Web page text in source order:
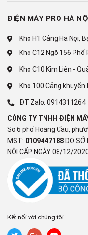
Wi-Fi 5
Kết nối không dây
Bluetooth 5.3
Cổng nhận hình ảnh,
2 x HDMI
1 x HDMI eARC
Cổng USB
1 x USB-A
Tính năng chơi game
ĐIỆN MÁY PRO HÀ
Kho H1 Cảng Hà Nội,
Kho C12 Ngõ 156
Kho C10 Kim Liên -
Kho 100 Cảng khuyến
ĐT Zalo: 0914311264
CÔNG TY TNHH ĐIỆN
Số 6 phố Hoàng Cầu,
MST: 0109447188 DO SỞ
NỘI CẤP NGÀY 08/12/2020.
Kết nối với chúng tôi